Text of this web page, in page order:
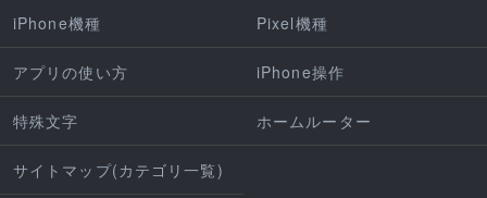
iPhone機種 Pixel機種
アプリの使い方 iPhone操作
特殊文字 ホームルーター
サイトマップ(カテゴリ一覧)